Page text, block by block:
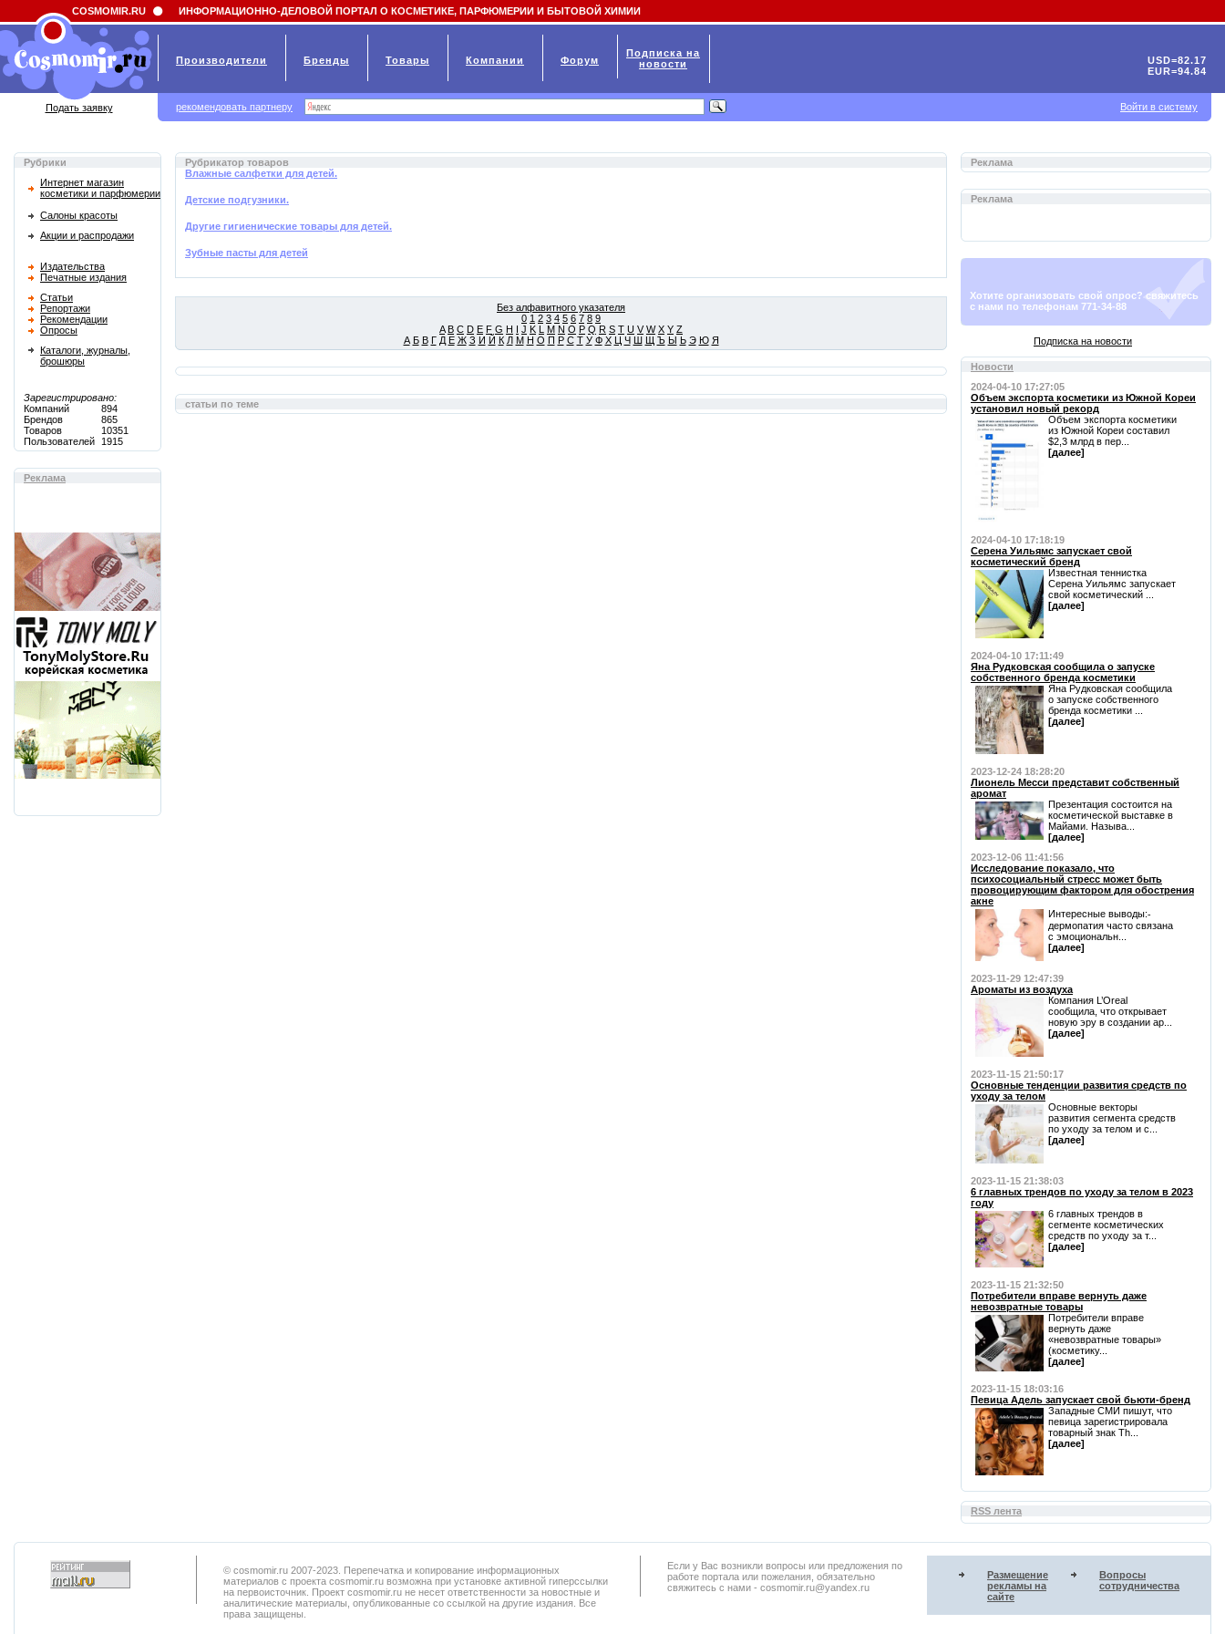
Field 'news_title' doesn't have a default value
Рубрики
Интернет магазин
косметики и парфюмерии
Салоны красоты
Акции и распродажи
Издательства
Печатные издания
Статьи
Репортажи
Рекомендации
Опросы
Каталоги, журналы,
брошюры
Зарегистрировано:
Компаний
894
Брендов
865
Товаров
10351
Пользователей
1915
Реклама
Рубрикатор товаров
Влажные салфетки для детей.
Детские подгузники.
Другие гигиенические товары для детей.
Зубные пасты для детей
Без алфавитного указателя
0 1 2 3 4 5 6 7 8 9
A B C D E F G H I J K L M N O P Q R S T U V W X Y Z
А Б В Г Д Е Ж З И Й К Л М Н О П Р С Т У Ф Х Ц Ч Ш Щ Ъ Ы Ь Э Ю Я
статьи по теме
Реклама
Реклама
Хотите организовать свой опрос? свяжитесь
с нами по телефонам 771-34-88
Подписка на новости
Новости
2024-04-10 17:27:05
Объем экспорта косметики из Южной Кореи
установил новый рекорд
Объем экспорта косметики
из Южной Кореи составил
$2,3 млрд в пер...
[далее]
2024-04-10 17:18:19
Серена Уильямс запускает свой
косметический бренд
Известная теннистка
Серена Уильямс запускает
свой косметический ...
[далее]
2024-04-10 17:11:49
Яна Рудковская сообщила о запуске
собственного бренда косметики
Яна Рудковская сообщила
о запуске собственного
бренда косметики ...
[далее]
2023-12-24 18:28:20
Лионель Месси представит собственный
аромат
Презентация состоится на
косметической выставке в
Майами. Называ...
[далее]
2023-12-06 11:41:56
Исследование показало, что
психосоциальный стресс может быть
провоцирующим фактором для обострения
акне
Интересные выводы:⁃
дермопатия часто связана
с эмоциональн...
[далее]
2023-11-29 12:47:39
Ароматы из воздуха
Компания L’Oreal
сообщила, что открывает
новую эру в создании ар...
[далее]
2023-11-15 21:50:17
Основные тенденции развития средств по
уходу за телом
Основные векторы
развития сегмента средств
по уходу за телом и с...
[далее]
2023-11-15 21:38:03
6 главных трендов по уходу за телом в 2023
году
6 главных трендов в
сегменте косметических
средств по уходу за т...
[далее]
2023-11-15 21:32:50
Потребители вправе вернуть даже
невозвратные товары
Потребители вправе
вернуть даже
«невозвратные товары»
(косметику...
[далее]
2023-11-15 18:03:16
Певица Адель запускает свой бьюти-бренд
Западные СМИ пишут, что
певица зарегистрировала
товарный знак Th...
[далее]
RSS лента
© cosmomir.ru 2007-2023. Перепечатка и копирование информационных
материалов с проекта cosmomir.ru возможна при установке активной гиперссылки
на первоисточник. Проект cosmomir.ru не несет ответственности за новостные и
аналитические материалы, опубликованные со ссылкой на другие издания. Все
права защищены.
Если у Вас возникли вопросы или предложения по
работe портала или пожелания, обязательно
свяжитесь с нами - cosmomir.ru@yandex.ru
Размещение
рекламы на
сайте
Вопросы
сотрудничества
COSMOMIR.RU ИНФОРМАЦИОННО-ДЕЛОВОЙ ПОРТАЛ О КОСМЕТИКЕ, ПАРФЮМЕРИИ И БЫТОВОЙ ХИМИИ
Производители Бренды Товары Компании Форум
Подписка на
новости
USD=82.17
EUR=94.84
Подать заявку рекомендовать партнеру Войти в систему